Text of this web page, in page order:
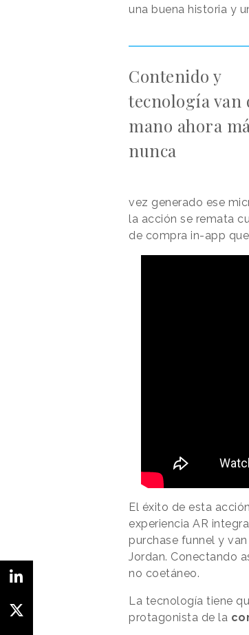
una buena historia y
Contenido y
tecnología van
mano ahora
nunca
vez generado ese
la acción se remata
de compra in-app
El éxito de esta
experiencia AR
purchase funnel y
Jordan. Conectando
no coetáneo.
La tecnología tiene
protagonista de la